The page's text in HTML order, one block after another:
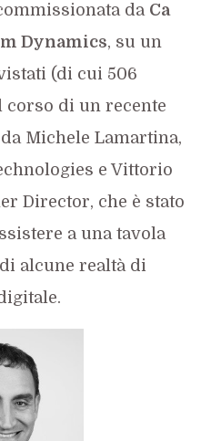
da Ca
Dynamics, su un
(di cui 506
corso di un recente
Michele Lamartina,
e Vittorio
Director, che è stato
a una tavola
alcune realtà di